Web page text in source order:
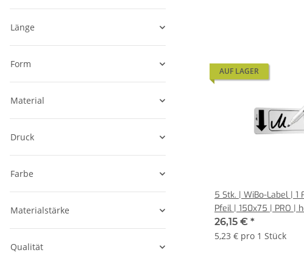
AUF LAGER
5 Stk. | WiBo-Label | 1
Pfeil | 150x75 | PRO |
26,15 € *
5,23 € pro 1 Stück
Länge
Form
Material
Druck
Farbe
Materialstärke
Qualität